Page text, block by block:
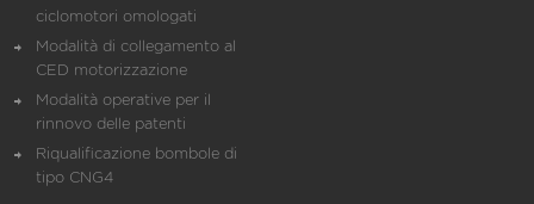
ciclomotori omologati
Modalità di collegamento al
CED motorizzazione
Modalità operative per il
rinnovo delle patenti
Riqualificazione bombole di
tipo CNG4